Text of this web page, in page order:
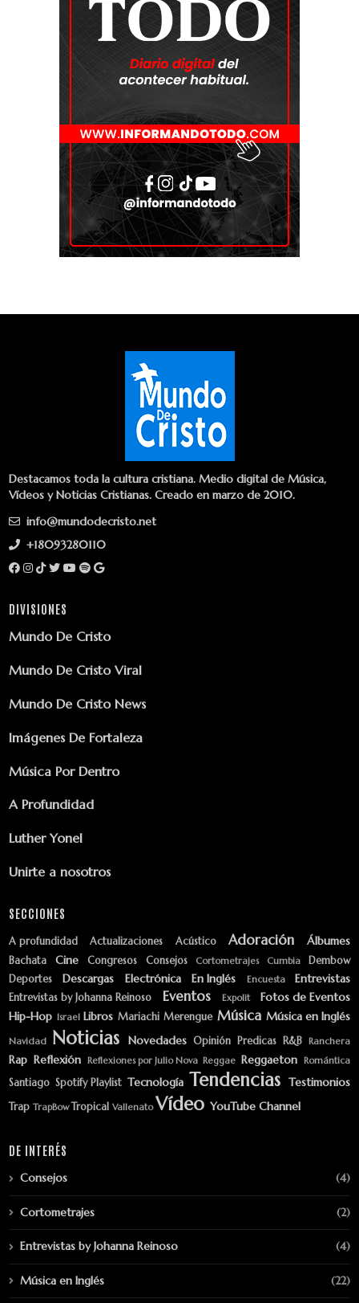
Destacamos toda la cultura cristiana. Medio digital de Música,
Vídeos y Noticias Cristianas. Creado en marzo de 2010.
info@mundodecristo.net
+18093280110
DIVISIONES
Mundo De Cristo
Mundo De Cristo Viral
Mundo De Cristo News
Imágenes De Fortaleza
Música Por Dentro
A Profundidad
Luther Yonel
Unirte a nosotros
SECCIONES
A profundidad Actualizaciones Acústico Adoración Álbumes
Bachata Cine Congresos Consejos Cortometrajes Cumbia
Dembow
Deportes
Descargas Electrónica En Inglés Encuesta Entrevistas
Entrevistas by Johanna Reinoso Eventos Expolit
Fotos de Eventos
Hip-Hop Israel Libros Mariachi Merengue Música Música en Inglés
Navidad Noticias Novedades Opinión Predicas R&B Ranchera
Rap Reflexión Reflexiones por Julio Nova Reggae Reggaeton Romántica
Santiago Spotify Playlist Tecnología Tendencias Testimonios
Trap TrapBow Tropical Vallenato Vídeo YouTube Channel
DE INTERÉS
Consejos (4)
Cortometrajes (2)
Entrevistas by Johanna Reinoso (4)
Música en Inglés (22)